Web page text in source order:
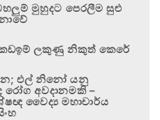
මුහුදට පෙරලීම සුළු
කඩඉම් ලකුණු නිකුත් කෙරේ
එල් නිනෝ යනු
රෝග අවදානමකි –
වෛද්‍ය මහාචාර්ය